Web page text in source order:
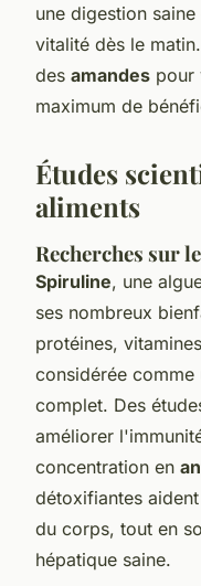
une digestion
vitalité dès le
des amandes pour
maximum de
Études
aliments
Recherches sur
Spiruline, une
ses nombreux
protéines,
considérée
complet. Des
améliorer
concentration en
détoxifiantes
du corps, tout en
hépatique saine.